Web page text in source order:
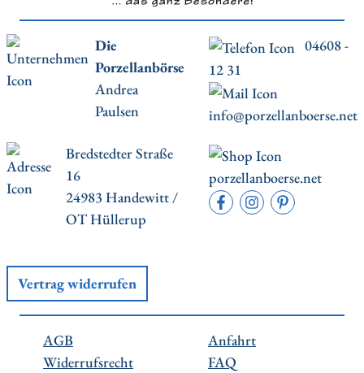
Die
Porzellanbörse
Andrea
Paulsen
04608 -
12 31
info@porzellanboerse.net
Bredstedter Straße
16
24983 Handewitt /
OT Hüllerup
porzellanboerse.net
Vertrag widerrufen
AGB
Widerrufsrecht
Anfahrt
FAQ